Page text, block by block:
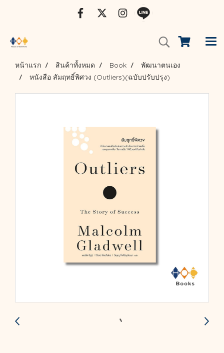
หน้าแรก สินค้าทั้งหมด Book
พัฒนาตนเอง
หนังสือ สัมฤทธิ์พิศวง (Outliers)(ฉบับปรับปรุง)